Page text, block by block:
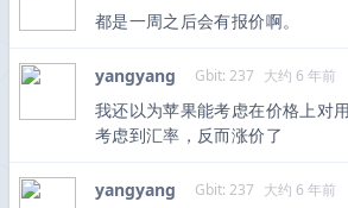
都是一周之后会有报价啊。
yangyang Gbit: 237 大约 6 年前
我还以为苹果能考虑在价格上对
考虑到汇率，反而涨价了
yangyang Gbit: 237 大约 6 年前